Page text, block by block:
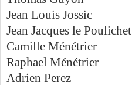
Jean Louis Jossic
Jean Jacques le Poulichet
Camille Ménétrier
Raphael Ménétrier
Adrien Perez